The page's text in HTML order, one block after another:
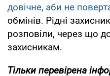
довічне, аби не
обмінів. Рідні
розповіли, через що
захисникам.
Тільки перевірена